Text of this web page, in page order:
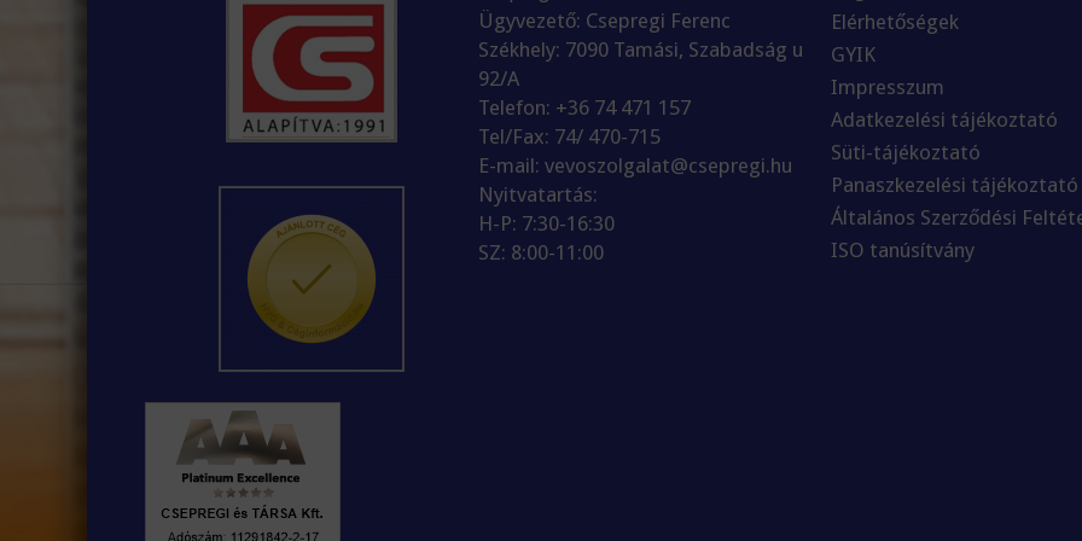
Ügyvezető: Csepregi Ferenc
Székhely: 7090 Tamási, Szabadság u
92/A
Telefon: +36 74 471 157
Tel/Fax: 74/ 470-715
E-mail: vevoszolgalat@csepregi.hu
Nyitvatartás:
H-P: 7:30-16:30
SZ: 8:00-11:00
Elérhetőségek
GYIK
Impresszum
Adatkezelési tájékoztató
Süti-tájékoztató
Panaszkezelési tájékoztató
Általános Szerződési
ISO tanúsítvány